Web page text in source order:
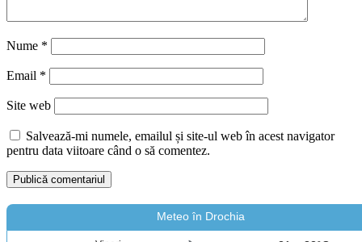
Nume *
Email *
Site web
Salvează-mi numele, emailul și site-ul web în acest navigator
pentru data viitoare când o să comentez.
Meteo în Drochia